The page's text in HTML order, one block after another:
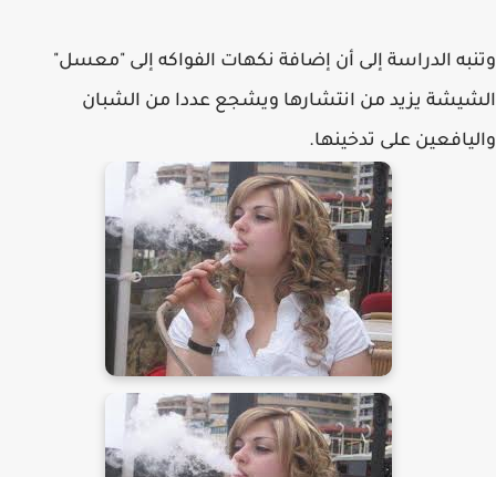
وتنبه الدراسة إلى أن إضافة نكهات الفواكه إلى "معسل"
الشيشة يزيد من انتشارها ويشجع عددا من الشبان
واليافعين على تدخينها.